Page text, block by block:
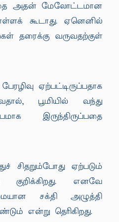
அதன் மேலோட்டமான
கூடாது. ஏனெனில்
தரைக்கு வருவதற்குள்
ஏற்பட்டிருப்பதாக
பூமியில் வந்து
இருந்திருப்பதை
சிதறும்போது ஏற்படும்
எனவே
சக்தி அழுத்தி
என்று தெரிகிறது.